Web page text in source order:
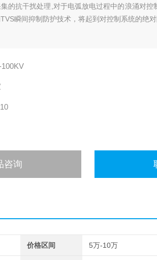
的抗干扰处理,对于电弧放电过程中的浪涌对控
瞬间抑制防护技术，将起到对控制系统的绝对
咨询
价格区间 5万-10万